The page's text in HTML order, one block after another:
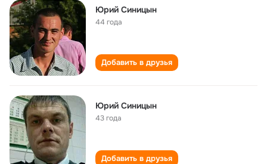
Юрий Синицын
44 года
Добавить в друзья
Юрий Синицын
43 года
Добавить в друзья